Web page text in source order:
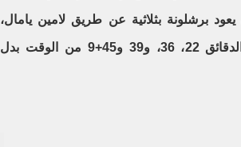
برشلونة بثلاثية عن طريق لامين يامال،
ليفاندوفسكي، ورافينيا وبالدي في الدقائق 22، 36، و39 و45+9 من الوقت بدل